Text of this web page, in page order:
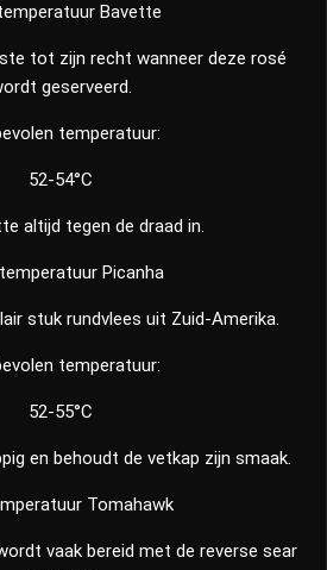
Bavette
tot zijn recht wanneer deze rosé
geserveerd.
temperatuur:
52-54°C
altijd tegen de draad in.
Picanha
stuk rundvlees uit Zuid-Amerika.
temperatuur:
52-55°C
en behoudt de vetkap zijn smaak.
Tomahawk
vaak bereid met de reverse sear